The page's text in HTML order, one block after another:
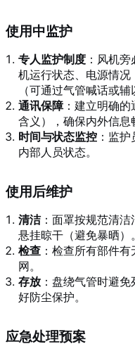
使用中监护
专人监护制度 ：风机
机运行状态、电源情
（可通过气管喊话或辅
通讯保障：建立明确的
含义），确保内外信息
时间与状态监控 ：监
内部人员状态。
使用后维护
清洁：面罩按规范清洁
悬挂晾干（避免暴晒）。
检查 ：检查所有部件
网。
存放 ：盘绕气管时避
好防尘保护。
应急处理预案